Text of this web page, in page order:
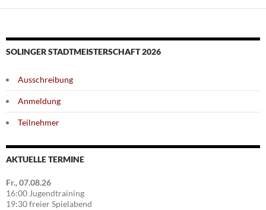
SOLINGER STADTMEISTERSCHAFT 2026
Ausschreibung
Anmeldung
Teilnehmer
AKTUELLE TERMINE
Fr., 07.08.26
16:00 Jugendtraining
19:30 freier Spielabend